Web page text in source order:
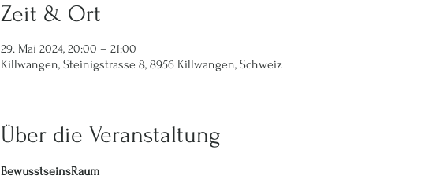
Zeit & Ort
29. Mai 2024, 20:00 – 21:00
Killwangen, Steinigstrasse 8, 8956 Killwangen, Schweiz
Über die Veranstaltung
BewusstseinsRaum